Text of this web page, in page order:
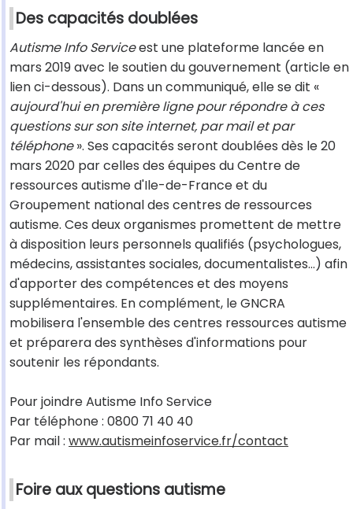
Des capacités doublées
Autisme Info Serviceest une plateforme lancée en
mars 2019 avec le soutien du gouvernement (article en
lien ci-dessous). Dans un communiqué, elle se dit «
aujourd'hui en première ligne pour répondre à ces
questions sur son site internet, par mail et par
téléphone». Ses capacités seront doublées dès le 20
mars 2020 par celles des équipes du Centre de
ressources autisme d'Ile-de-France et du
Groupement national des centres de ressources
autisme. Ces deux organismes promettent de mettre
à disposition leurs personnels qualifiés (psychologues,
médecins, assistantes sociales, documentalistes…) afin
d'apporter des compétences et des moyens
supplémentaires. En complément, le GNCRA
mobilisera l'ensemble des centres ressources autisme
et préparera des synthèses d'informations pour
soutenir les répondants.
Pour joindre Autisme Info Service
Par téléphone : 0800 71 40 40
Par mail : www.autismeinfoservice.fr/contact
Foire aux questions autisme